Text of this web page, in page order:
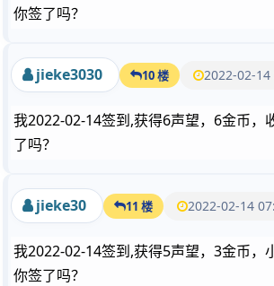
你签了吗？
jieke3030 10 楼 2022-02-14
我2022-02-14签到,获得6声望，6金币，
了吗？
jieke30 11 楼 2022-02-14
我2022-02-14签到,获得5声望，3金币，
你签了吗？